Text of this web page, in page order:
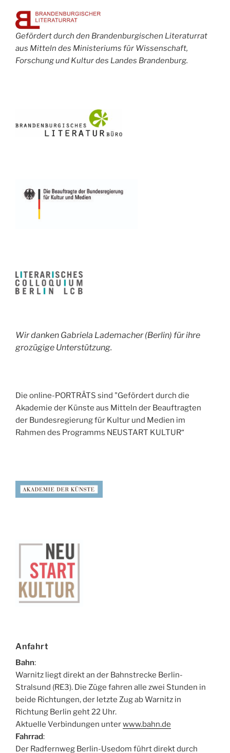
Gefördert durch den Brandenburgischen Literaturrat
aus Mitteln des Ministeriums für Wissenschaft,
Forschung und Kultur des Landes Brandenburg.
Wir danken Gabriela Lademacher (Berlin) für ihre
grozügige Unterstützung.
Die online-PORTRÄTS sind "Gefördert durch die
Akademie der Künste aus Mitteln der Beauftragten
der Bundesregierung für Kultur und Medien im
Rahmen des Programms NEUSTART KULTUR“
Anfahrt
Bahn:
Warnitz liegt direkt an der Bahnstrecke Berlin-
Stralsund (RE3). Die Züge fahren alle zwei Stunden in
beide Richtungen, der letzte Zug ab Warnitz in
Richtung Berlin geht 22 Uhr.
Aktuelle Verbindungen unterwww.bahn.de
Fahrrad:
Der Radfernweg Berlin-Usedom führt direkt durch